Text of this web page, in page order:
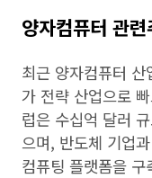
양자컴퓨터 관
최근 양자컴퓨터
가 전략 산업으로
럽은 수십억 달러
으며, 반도체 기업
컴퓨팅 플랫폼을